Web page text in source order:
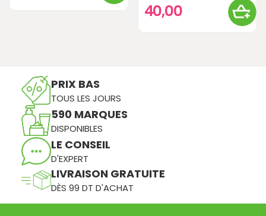
40,00
PRIX BAS
TOUS LES JOURS
590 MARQUES
DISPONIBLES
LE CONSEIL
D'EXPERT
LIVRAISON GRATUITE
DÈS 99 DT D'ACHAT